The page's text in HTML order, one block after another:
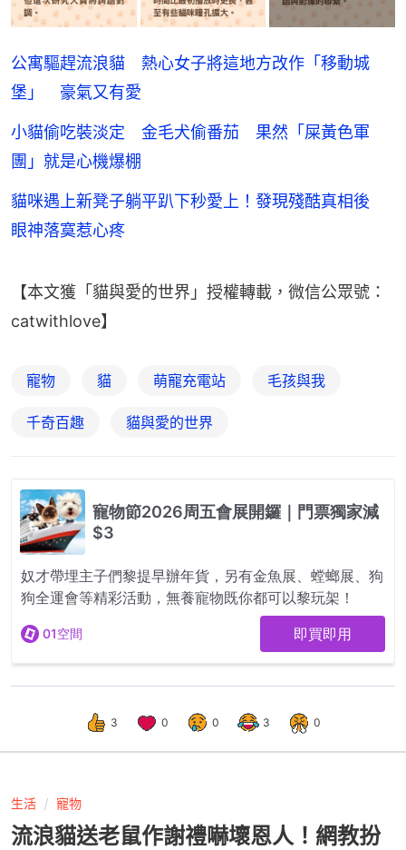
公寓驅趕流浪貓 熱心女子將這地方改作「移動城
堡」 豪氣又有愛
小貓偷吃裝淡定 金毛犬偷番茄 果然「屎黃色軍
團」就是心機爆棚
貓咪遇上新凳子躺平趴下秒愛上！發現殘酷真相後
眼神落寞惹心疼
【本文獲「貓與愛的世界」授權轉載，微信公眾號：
catwithlove】
寵物 貓 萌寵充電站 毛孩與我
千奇百趣 貓與愛的世界
3 0 0 3 0
生活 寵物
流浪貓送老鼠作謝禮嚇壞恩人！網教扮